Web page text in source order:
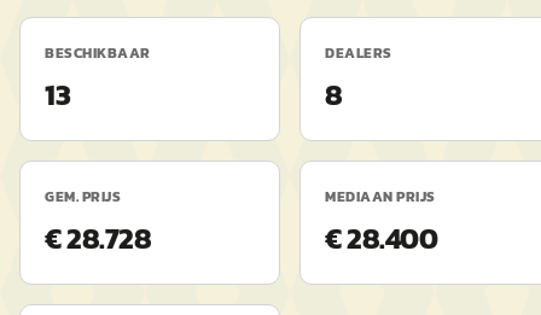
BESCHIKBAAR
13
DEALERS
8
GEM. PRIJS
€ 28.728
MEDIAAN PRIJS
€ 28.400